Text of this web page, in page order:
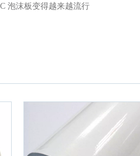
泡沫板变得越来越流行